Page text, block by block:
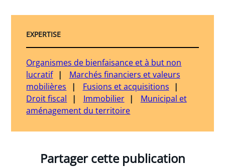
EXPERTISE
Organismes de bienfaisance et à but non
lucratif
Marchés financiers et valeurs
mobilières
Fusions et acquisitions
Droit fiscal
Immobilier
Municipal et
aménagement du territoire
Partager cette publication